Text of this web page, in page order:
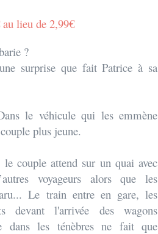
lieu de 2,99€
?
surprise que fait Patrice à sa
le véhicule qui les emmène
plus jeune.
couple attend sur un quai avec
voyageurs alors que les
Le train entre en gare, les
devant l'arrivée des wagons
dans les ténèbres ne fait que